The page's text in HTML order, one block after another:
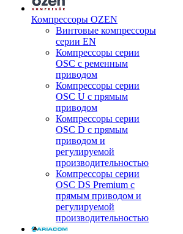
Компрессоры OZEN
Винтовые компрессоры
серии EN
Компрессоры серии
OSC с ременным
приводом
Компрессоры серии
OSC U с прямым
приводом
Компрессоры серии
OSC D с прямым
приводом и
регулируемой
производительностью
Компрессоры серии
OSC DS Premium с
прямым приводом и
регулируемой
производительностью